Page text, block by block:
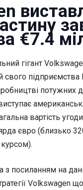
€7.4
гігант
свого підприємства
потужних
вартість
євро (близько
з посиланням на
Volkswagen